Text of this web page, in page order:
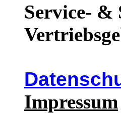
Service- &
Impressum